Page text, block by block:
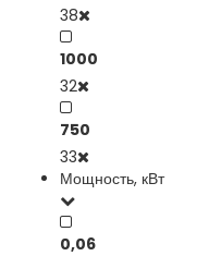
38
1000
32
750
33
Мощность, кВт
0,06